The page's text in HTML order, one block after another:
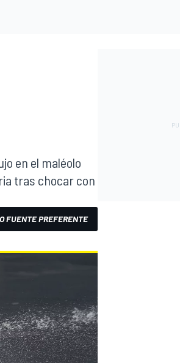
en el maléolo
tras chocar con
FUENTE PREFERENTE